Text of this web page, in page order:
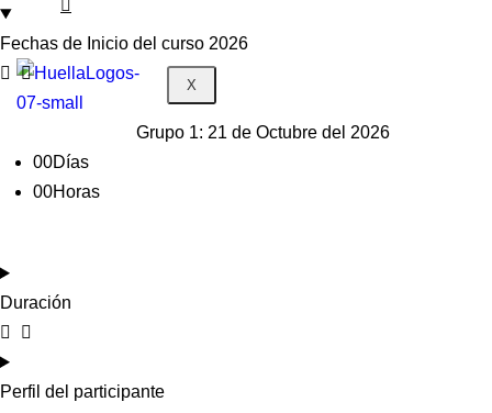
X
Fechas de Inicio del curso 2026
Grupo 1: 21 de Octubre del 2026
00Días
00Horas
Duración
Perfil del participante